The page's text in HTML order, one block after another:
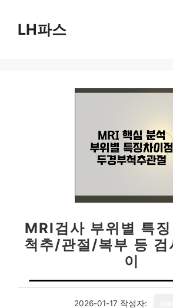
LH파스
MRI검사 부위별 특
척추/관절/복부 등 검
이
2026-01-17 작성자: